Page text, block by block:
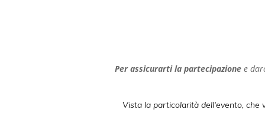
Per assicurarti la partecipazionee
Vista la particolarità dell'evento, che